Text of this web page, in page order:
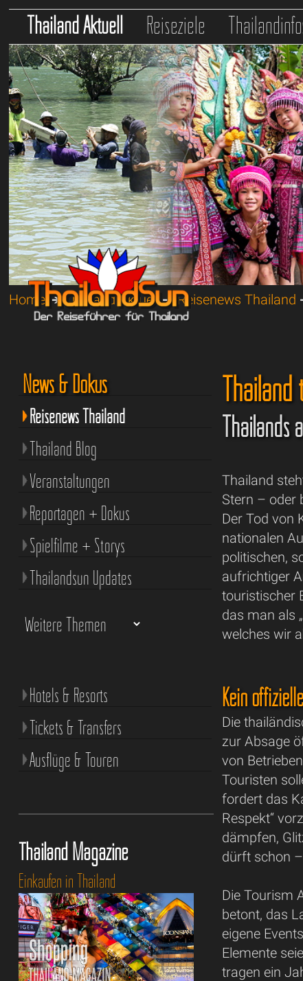
Thailand Aktuell Reiseziele
Home➔Thailand Aktuell➔Reisenews Thailand
Thailands
Thailand
Stern – oder
Der Tod von
nationalen
politischen,
aufrichtiger
touristischer
das man als
welches wir
Kein
Die
zur Absage
von
Touristen
fordert das
Respekt“
dämpfen,
dürft schon
Die Tourism
betont, das
eigene
Elemente
tragen ein
News & Dokus
Reisenews Thailand
Thailand Blog
Veranstaltungen
Reportagen + Dokus
Spielfilme + Storys
Thailandsun Updates
Hotels & Resorts
Tickets & Transfers
Ausflüge & Touren
Thailand Magazine
Einkaufen in Thailand